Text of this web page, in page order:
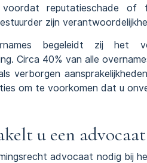
reputatieschade of
zijn
begeleidt zij het
Circa 40% van alle
verborgen
om te voorkomen dat u
u een
advocaat nodig bij